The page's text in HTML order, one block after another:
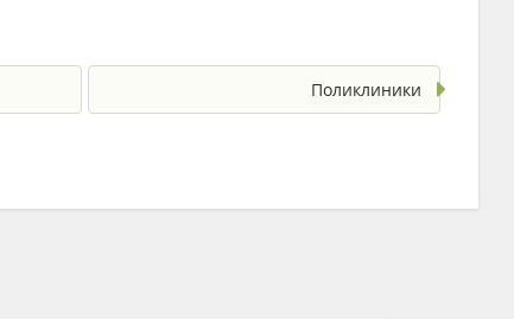
Поликлиники